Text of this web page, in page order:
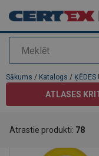
Meklēt
Pievienots jūsu
Sākums / Katalogs / ĶĒDES
ATLASES
Atrastie produkti: 78